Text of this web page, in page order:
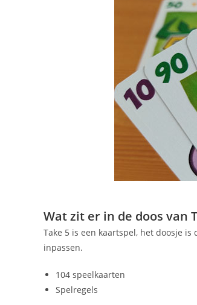
Wat zit er in de doos van
Take 5 is een kaartspel, het doosje
inpassen.
104 speelkaarten
Spelregels